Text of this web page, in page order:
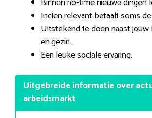
Binnen no-time nieuwe dingen
Indien relevant betaalt soms
Uitstekend te doen naast jouw
en gezin.
Een leuke sociale ervaring.
Uitgebreide informatie over
arbeidsmarkt